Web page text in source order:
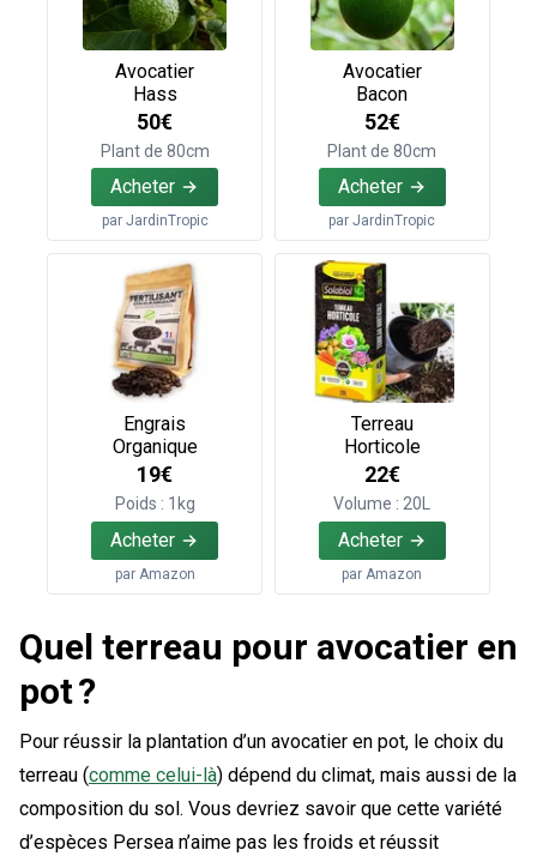
Avocatier
Hass
50€
Plant de 80cm
Acheter
par JardinTropic
Avocatier
Bacon
52€
Plant de 80cm
Acheter
parJardinTropic
Engrais
Organique
19€
Poids : 1kg
Acheter
par Amazon
Terreau
Horticole
22€
Volume : 20L
Acheter
par Amazon
Quel terreau pour avocatier en
pot ?
Pour réussir la plantation d’un avocatier en pot, le choix du
terreau (comme celui-là) dépend du climat, mais aussi de la
composition du sol. Vous devriez savoir que cette variété
d’espèces Persea n’aime pas les froids et réussit